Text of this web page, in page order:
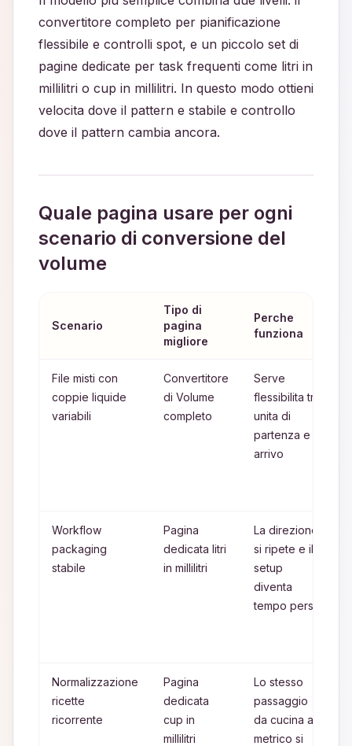
convertitore completo per pianificazione
flessibile e controlli spot, e un piccolo set di
pagine dedicate per task frequenti come litri in
millilitri o cup in millilitri. In questo modo ottieni
velocita dove il pattern e stabile e controllo
dove il pattern cambia ancora.
Quale pagina usare per ogni
scenario di conversione del
volume
Scenario
Tipo di
pagina
migliore
Perche
funziona
File misti con
coppie liquide
variabili
Convertitore
di Volume
completo
Serve
flessibilita tra
unita di
partenza e
arrivo
Workflow
packaging
stabile
Pagina
dedicata litri
in millilitri
La direzione
si ripete e il
setup
diventa
tempo perso
Normalizzazione
ricette
ricorrente
Pagina
dedicata
cup in
millilitri
Lo stesso
passaggio
da cucina a
metrico si